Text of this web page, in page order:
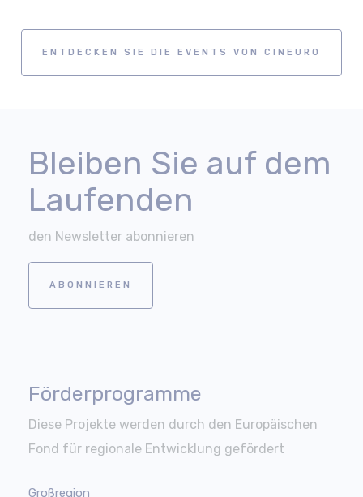
ENTDECKEN SIE DIE EVENTS VON CINEURO
Bleiben Sie auf dem
Laufenden
den Newsletter abonnieren
ABONNIEREN
Förderprogramme
Diese Projekte werden durch den Europäischen
Fond für regionale Entwicklung gefördert
Großregion